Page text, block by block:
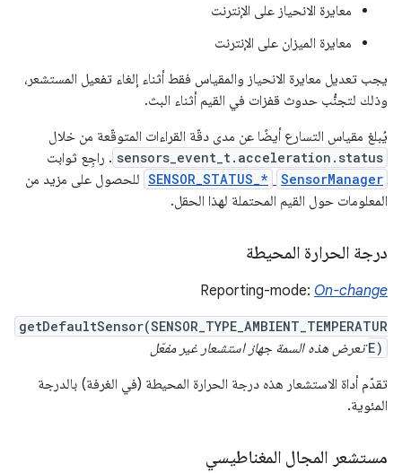
معايرة الانحياز على الإنترنت
معايرة الميزان على الإنترنت
يجب تعديل معايرة الانحياز والمقياس فقط أثناء إلغاء تفعيل المستشعر،
وذلك لتجنُّب حدوث قفزات في القيم أثناء البث.
يُبلغ مقياس التسارع أيضًا عن مدى دقّة القراءات المتوقّعة من خلال
sensors_event_t.acceleration.status . راجِع ثوابت
SensorManager
SENSOR_STATUS_* للحصول على مزيد من
المعلومات حول القيم المحتملة لهذا الحقل.
درجة الحرارة المحيطة
Reporting-mode: On-change
getDefaultSensor(SENSOR_TYPE_AMBIENT_TEMPERATUR
E) تعرض هذه السمة جهاز استشعار غير مفعّل
تقدّم أداة الاستشعار هذه درجة الحرارة المحيطة (في الغرفة) بالدرجة
المئوية.
مستشعر المجال المغناطيسي